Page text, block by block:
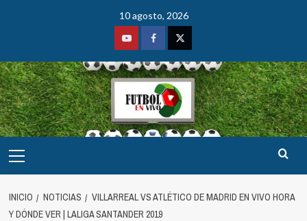
10 agosto, 2026
YoutubeFacebookTwitter
principal
INICIO NOTICIAS
VILLARREAL VS ATLÉTICO DE MADRID EN VIVO HORA
Y DÓNDE VER | LALIGA SANTANDER 2019